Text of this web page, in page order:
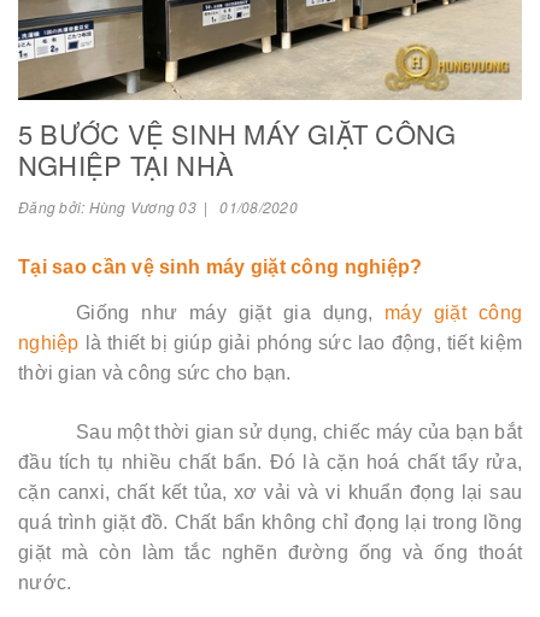
5 BƯỚC VỆ SINH MÁY GIẶT CÔNG
NGHIỆP TẠI NHÀ
Đăng bởi: Hùng Vương 03 | 01/08/2020
Tại sao cần vệ sinh máy giặt công nghiệp?
Giống như máy giặt gia dụng, máy giặt công
nghiệp là thiết bị giúp giải phóng sức lao động, tiết kiệm
thời gian và công sức cho bạn.
Sau một thời gian sử dụng, chiếc máy của bạn bắt
đầu tích tụ nhiều chất bẩn. Đó là cặn hoá chất tẩy rửa,
cặn canxi, chất kết tủa, xơ vải và vi khuẩn đọng lại sau
quá trình giặt đồ. Chất bẩn không chỉ đọng lại trong lồng
giặt mà còn làm tắc nghẽn đường ống và ống thoát
nước.